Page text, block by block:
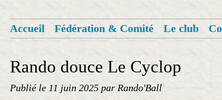
Accueil Fédération & Comité Le club
Rando douce Le Cyclop
Publié le 11 juin 2025 par Rando'Ball